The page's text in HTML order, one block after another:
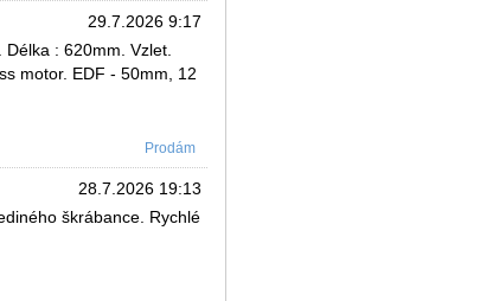
29.7.2026 9:17
: 620mm. Vzlet.
motor. EDF - 50mm, 12
Prodám
28.7.2026 19:13
škrábance. Rychlé